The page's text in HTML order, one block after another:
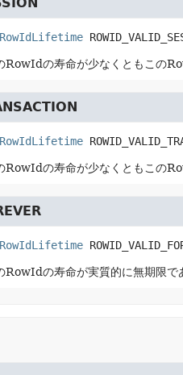
RowIdLifetime
RowIdの寿命が少なくともこの
RowIdLifetime
RowIdの寿命が少なくともこの
RowIdLifetime
RowIdの寿命が実質的に無期限で